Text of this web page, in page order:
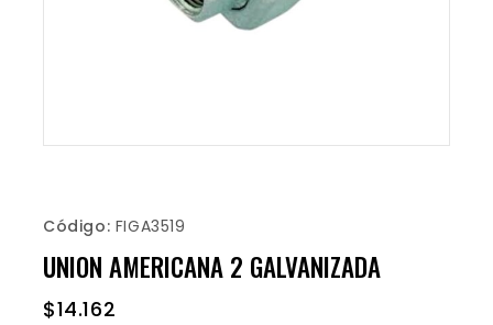
Código: FIGA3519
UNION AMERICANA 2 GALVANIZADA
$14.162